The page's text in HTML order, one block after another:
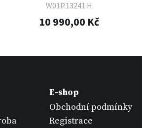
W01P.13241.H
10 990,00 Kč
E-shop
Obchodní podmínky
Registrace